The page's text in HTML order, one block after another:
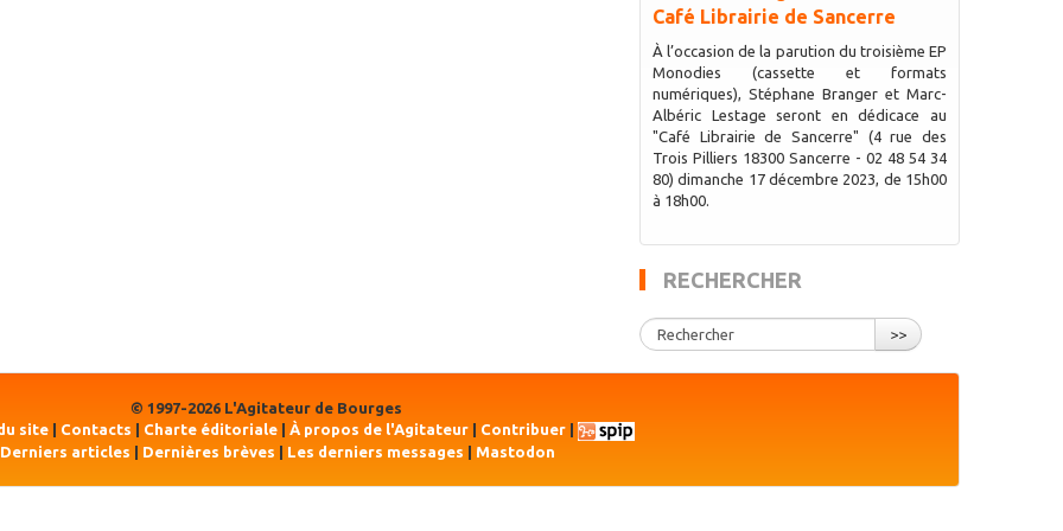
Café Librairie de Sancerre
À l’occasion de la parution du troisième EP
Monodies (cassette et formats
numériques), Stéphane Branger et Marc-
Albéric Lestage seront en dédicace au
"Café Librairie de Sancerre" (4 rue des
Trois Pilliers 18300 Sancerre - 02 48 54 34
80) dimanche 17 décembre 2023, de 15h00
à 18h00.
RECHERCHER
>>
© 1997-2026 L'Agitateur de Bourges
site Contacts Charte éditoriale À propos de l'Agitateur Contribuer
Derniers articles | Dernières brèves | Les derniers messages | Mastodon